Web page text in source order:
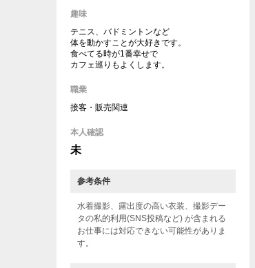
趣味
テニス、バドミントンなど
体を動かすことが大好きです。
食べてる時が1番幸せで
カフェ巡りもよくします。
職業
接客・販売関連
本人確認
未
参考条件
水着撮影、露出度の高い衣装、撮影デー
タの私的利用(SNS投稿など) が含まれる
お仕事には対応できない可能性がありま
す。